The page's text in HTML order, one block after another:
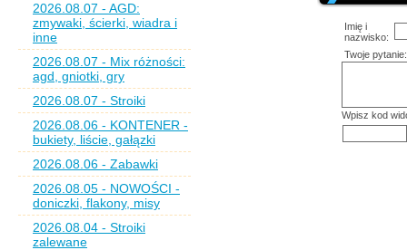
2026.08.07 - AGD:
zmywaki, ścierki, wiadra i
inne
2026.08.07 - Mix różności:
agd, gniotki, gry
2026.08.07 - Stroiki
2026.08.06 - KONTENER -
bukiety, liście, gałązki
2026.08.06 - Zabawki
2026.08.05 - NOWOŚCI -
doniczki, flakony, misy
2026.08.04 - Stroiki
zalewane
Imię i
nazwisko:
Twoje pytanie:
Wpisz kod